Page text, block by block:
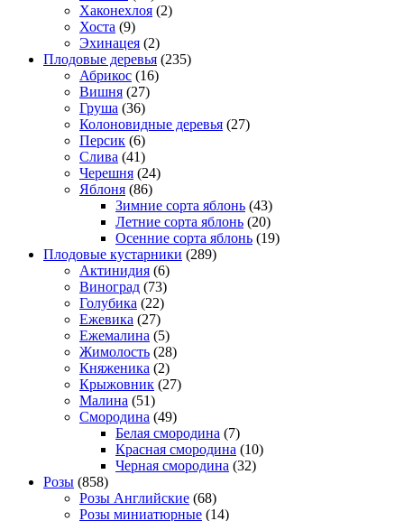
Хаконехлоя (2)
Хоста (9)
Эхинацея (2)
Плодовые деревья (235)
Абрикос (16)
Вишня (27)
Груша (36)
Колоновидные деревья (27)
Персик (6)
Слива (41)
Черешня (24)
Яблоня (86)
Зимние сорта яблонь (43)
Летние сорта яблонь (20)
Осенние сорта яблонь (19)
Плодовые кустарники (289)
Актинидия (6)
Виноград (73)
Голубика (22)
Ежевика (27)
Ежемалина (5)
Жимолость (28)
Княженика (2)
Крыжовник (27)
Малина (51)
Смородина (49)
Белая смородина (7)
Красная смородина (10)
Черная смородина (32)
Розы (858)
Розы Английские (68)
Розы миниатюрные (14)